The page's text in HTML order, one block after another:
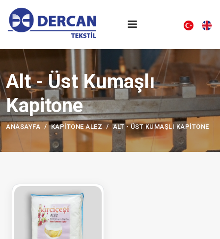
Alt - Üst Kumaşlı
Kapitone
ANASAYFA KAPITONE ALEZ ALT - ÜST KUMAŞLI KAPITONE